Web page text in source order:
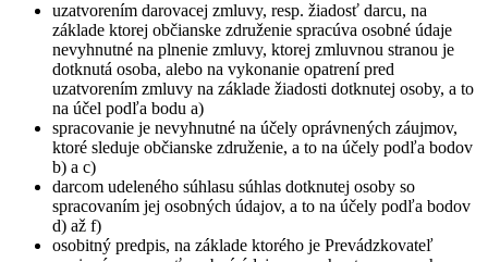
uzatvorením darovacej zmluvy, resp. žiadosť darcu, na
základe ktorej občianske združenie spracúva osobné údaje
nevyhnutné na plnenie zmluvy, ktorej zmluvnou stranou je
dotknutá osoba, alebo na vykonanie opatrení pred
uzatvorením zmluvy na základe žiadosti dotknutej osoby, a to
na účel podľa bodu a)
spracovanie je nevyhnutné na účely oprávnených záujmov,
ktoré sleduje občianske združenie, a to na účely podľa bodov
b) a c)
darcom udeleného súhlasu súhlas dotknutej osoby so
spracovaním jej osobných údajov, a to na účely podľa bodov
d) až f)
osobitný predpis, na základe ktorého je Prevádzkovateľ